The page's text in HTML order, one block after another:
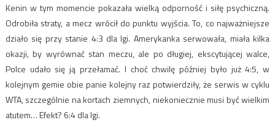
Kenin w tym momencie pokazała wielką odporność i siłę psychiczną.
Odrobiła straty, a mecz wrócił do punktu wyjścia. To, co najważniejsze
działo się przy stanie 4:3 dla Igi. Amerykanka serwowała, miała kilka
okazji, by wyrównać stan meczu, ale po długiej, ekscytującej walce,
Polce udało się ją przełamać. I choć chwilę później było już 4:5, w
kolejnym gemie obie panie kolejny raz potwierdziły, że serwis w cyklu
WTA, szczególnie na kortach ziemnych, niekoniecznie musi być wielkim
atutem… Efekt? 6:4 dla Igi.